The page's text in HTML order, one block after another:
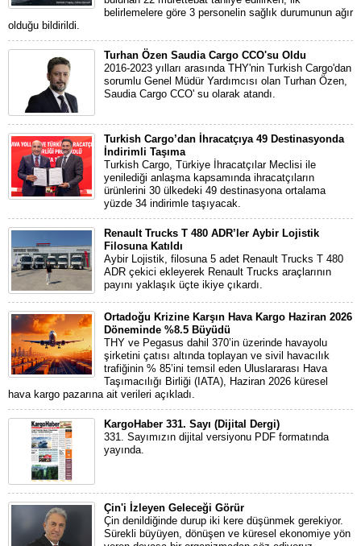
belirlemelere göre 3 personelin sağlık durumunun ağır
olduğu bildirildi.
Turhan Özen Saudia Cargo CCO'su Oldu
2016-2023 yılları arasında THY'nin Turkish Cargo'dan
sorumlu Genel Müdür Yardımcısı olan Turhan Özen,
Saudia Cargo CCO' su olarak atandı.
Turkish Cargo’dan İhracatçıya 49 Destinasyonda
İndirimli Taşıma
Turkish Cargo, Türkiye İhracatçılar Meclisi ile
yenilediği anlaşma kapsamında ihracatçıların
ürünlerini 30 ülkedeki 49 destinasyona ortalama
yüzde 34 indirimle taşıyacak.
Renault Trucks T 480 ADR’ler Aybir Lojistik
Filosuna Katıldı
Aybir Lojistik, filosuna 5 adet Renault Trucks T 480
ADR çekici ekleyerek Renault Trucks araçlarının
payını yaklaşık üçte ikiye çıkardı.
Ortadoğu Krizine Karşın Hava Kargo Haziran 2026
Döneminde %8.5 Büyüdü
THY ve Pegasus dahil 370’in üzerinde havayolu
şirketini çatısı altında toplayan ve sivil havacılık
trafiğinin % 85’ini temsil eden Uluslararası Hava
Taşımacılığı Birliği (IATA), Haziran 2026 küresel
hava kargo pazarına ait verileri açıkladı.
KargoHaber 331. Sayı (Dijital Dergi)
331. Sayımızın dijital versiyonu PDF formatında
yayında.
Çin'i İzleyen Geleceği Görür
Çin denildiğinde durup iki kere düşünmek gerekiyor.
Sürekli büyüyen, dönüşen ve küresel ekonomiye yön